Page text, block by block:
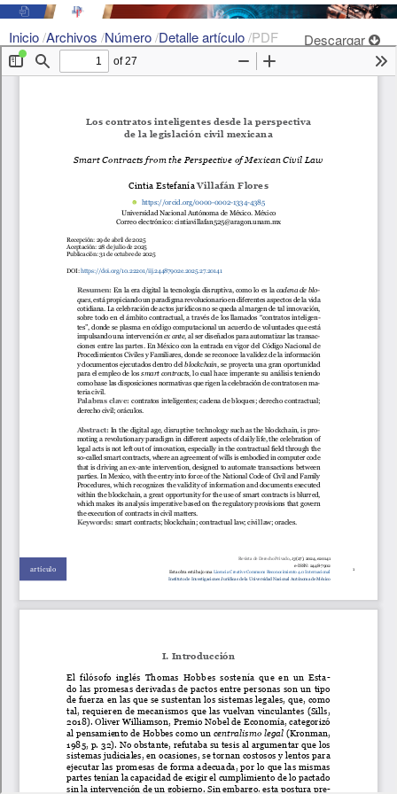
Inicio/Archivos /Número/Detalle artículo/PDF Descargar